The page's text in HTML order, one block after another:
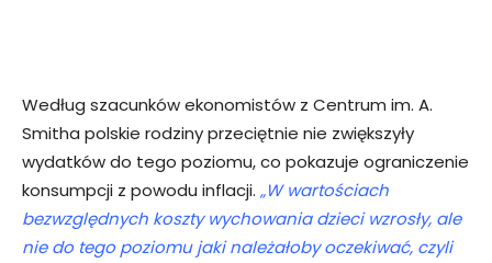
Według szacunków ekonomistów z Centrum im. A.
Smitha polskie rodziny przeciętnie nie zwiększyły
wydatków do tego poziomu, co pokazuje ograniczenie
konsumpcji z powodu inflacji. „W wartościach
bezwzględnych koszty wychowania dzieci wzrosły, ale
nie do tego poziomu jaki należałoby oczekiwać, czyli